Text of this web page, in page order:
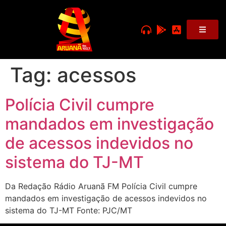
Tag: acessos
Polícia Civil cumpre
mandados em investigação
de acessos indevidos no
sistema do TJ-MT
Da Redação Rádio Aruanã FM Polícia Civil cumpre
mandados em investigação de acessos indevidos no
sistema do TJ-MT Fonte: PJC/MT